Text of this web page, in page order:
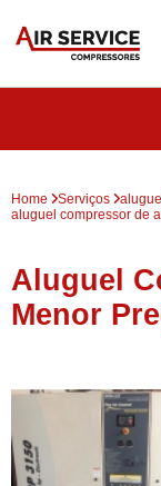
Home Serviços
aluguel compressor de
Aluguel
Menor